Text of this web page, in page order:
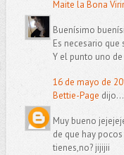
Maite la Bona
Buenísimo
Es necesario
Y el punto uno
16 de mayo de
Bettie-Page dijo...
Muy bueno
de que hay
tienes,no? jijijii